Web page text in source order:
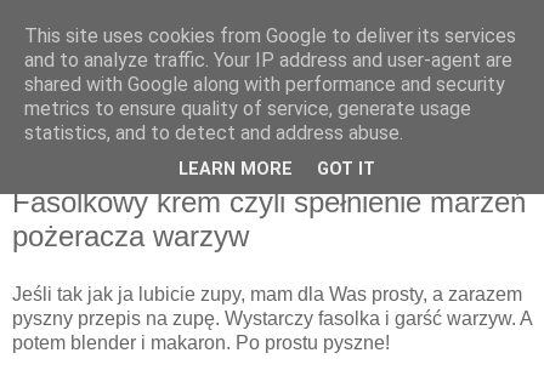
Recenzje na widelcu
Portal kulturalny - książki, recenzje, inspiracje, konkursy.
wtorek, 26 stycznia 2016
Fasolkowy krem czyli spełnienie marzeń
pożeracza warzyw
Jeśli tak jak ja lubicie zupy, mam dla Was prosty, a zarazem
pyszny przepis na zupę. Wystarczy fasolka i garść warzyw. A
potem blender i makaron. Po prostu pyszne!
This site uses cookies from Google to deliver its services
and to analyze traffic. Your IP address and user-agent are
shared with Google along with performance and security
metrics to ensure quality of service, generate usage
statistics, and to detect and address abuse.
LEARN MORE GOT IT